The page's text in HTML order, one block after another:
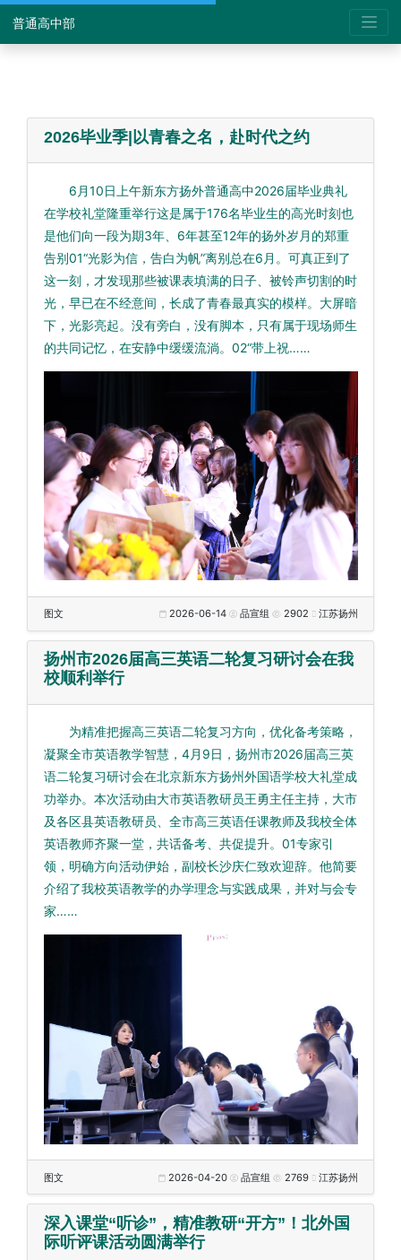
普通高中部
2026毕业季|以青春之名，赴时代之约
6月10日上午新东方扬外普通高中2026届毕业典礼
在学校礼堂隆重举行这是属于176名毕业生的高光时刻也
是他们向一段为期3年、6年甚至12年的扬外岁月的郑重
告别01“光影为信，告白为帆”离别总在6月。可真正到了
这一刻，才发现那些被课表填满的日子、被铃声切割的时
光，早已在不经意间，长成了青春最真实的模样。大屏暗
下，光影亮起。没有旁白，没有脚本，只有属于现场师生
的共同记忆，在安静中缓缓流淌。02“带上祝……
图文 2026-06-14 品宣组 2902 江苏扬州
扬州市2026届高三英语二轮复习研讨会在我
校顺利举行
为精准把握高三英语二轮复习方向，优化备考策略，
凝聚全市英语教学智慧，4月9日，扬州市2026届高三英
语二轮复习研讨会在北京新东方扬州外国语学校大礼堂成
功举办。本次活动由大市英语教研员王勇主任主持，大市
及各区县英语教研员、全市高三英语任课教师及我校全体
英语教师齐聚一堂，共话备考、共促提升。01专家引
领，明确方向活动伊始，副校长沙庆仁致欢迎辞。他简要
介绍了我校英语教学的办学理念与实践成果，并对与会专
家……
图文 2026-04-20 品宣组 2769 江苏扬州
深入课堂“听诊”，精准教研“开方”！北外国
际听评课活动圆满举行